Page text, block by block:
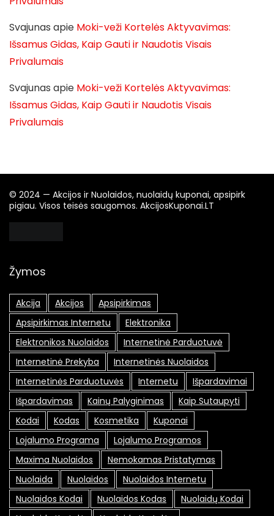
Svajunas apie Moki-veži Kortelės Aktyvavimas:
Išsamus Gidas, Kaip Gauti ir Naudotis Visais
Privalumais
Svajunas apie Moki-veži Kortelės Aktyvavimas:
Išsamus Gidas, Kaip Gauti ir Naudotis Visais
Privalumais
© 2024 — Akcijos ir Nuolaidos, nuolaidų kuponai, apsipirk
pigiau. Visos teisės saugomos. AkcijosKuponai.LT
Žymos
Akcija Akcijos
Apsipirkimas
Apsipirkimas Internetu
Elektronika
Elektronikos Nuolaidos
Internetinė Parduotuvė
Internetinė Prekyba
Internetinės Nuolaidos
Internetinės Parduotuvės
Internetu
Išpardavimai
Išpardavimas
Kainų Palyginimas
Kaip Sutaupyti
Kodai
Kodas Kosmetika
Kuponai
Lojalumo Programa
Lojalumo Programos
Maxima Nuolaidos
Nemokamas Pristatymas
Nuolaida
Nuolaidos
Nuolaidos Internetu
Nuolaidos Kodai
Nuolaidos Kodas
Nuolaidų Kodai